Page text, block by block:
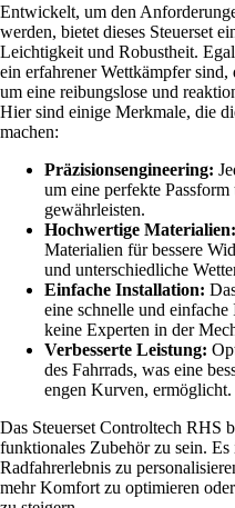
Entwickelt, um den
werden, bietet dieses Steuerset
Leichtigkeit und Robustheit.
ein erfahrener Wettkämpfer
um eine reibungslose und
Hier sind einige Merkmale, die
machen:
Präzisionsengineering:
um eine perfekte
gewährleisten.
Hochwertige Materialien:
Materialien für bessere
und unterschiedliche
Einfache Installation:
eine schnelle und
keine Experten in der
Verbesserte Leistung:
des Fahrrads, was eine
engen Kurven, ermöglicht.
Das Steuerset Controltech RHS
funktionales Zubehör zu sein.
Radfahrerlebnis zu
mehr Komfort zu optimieren